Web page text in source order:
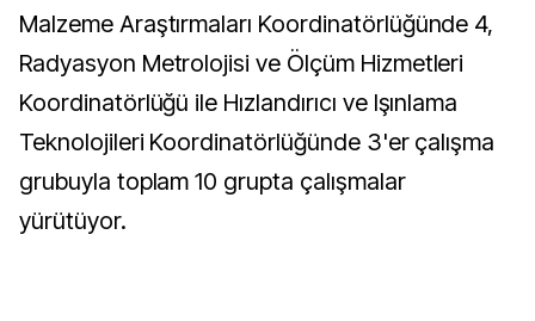
Malzeme Araştırmaları Koordinatörlüğünde 4,
Radyasyon Metrolojisi ve Ölçüm Hizmetleri
Koordinatörlüğü ile Hızlandırıcı ve Işınlama
Teknolojileri Koordinatörlüğünde 3'er çalışma
grubuyla toplam 10 grupta çalışmalar
yürütüyor.